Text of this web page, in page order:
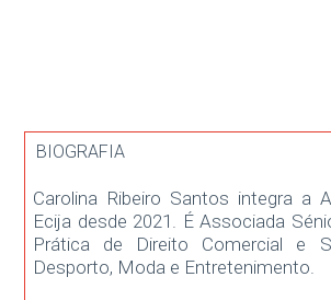
BIOGRAFIA
Carolina Ribeiro Santos integra a
Ecija desde 2021. É Associada
Prática de Direito Comercial e
Desporto, Moda e Entretenimento.